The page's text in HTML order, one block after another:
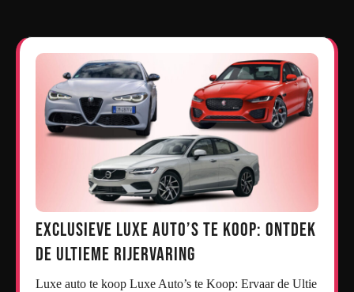
Exclusieve Luxe Auto’s te Koop: Ontdek
de Ultieme Rijervaring
Luxe auto te koop Luxe Auto’s te Koop: Ervaar de Ultie